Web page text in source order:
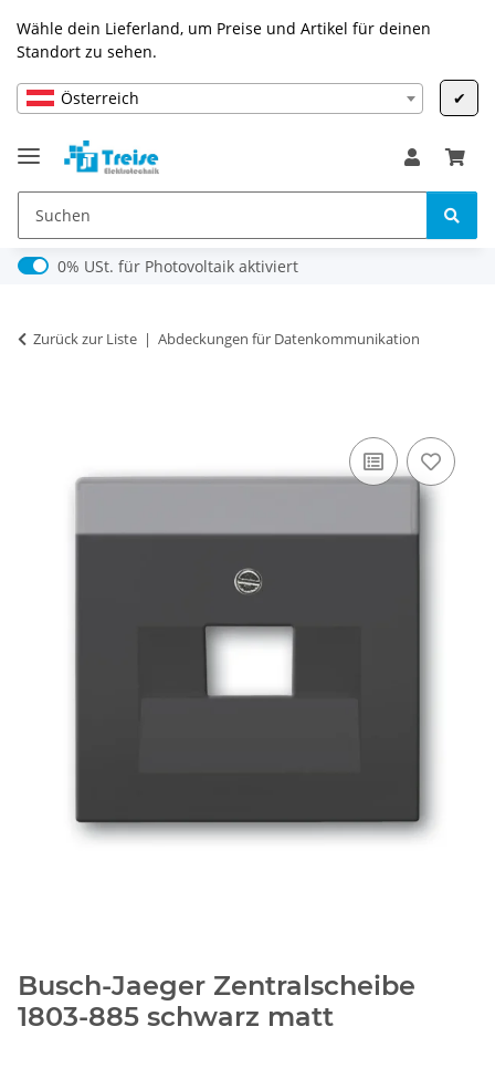
Wähle dein Lieferland, um Preise und Artikel für deinen
Standort zu sehen.
Österreich ✔
0% USt. für Photovoltaik (§ 12 Abs. 3 UStG)
0% USt. für Photovoltaik aktiviert
Zurück zur Liste Abdeckungen für Datenkommunikation
Busch-Jaeger Zentralscheibe
1803-885 schwarz matt